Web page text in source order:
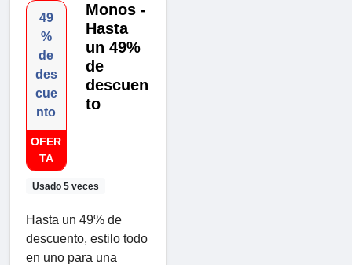
49
%
de
des
cue
nto
OFER
TA
Usado 5 veces
Monos -
Hasta
un 49%
de
descuen
to
Hasta un 49% de
descuento, estilo todo
en uno para una